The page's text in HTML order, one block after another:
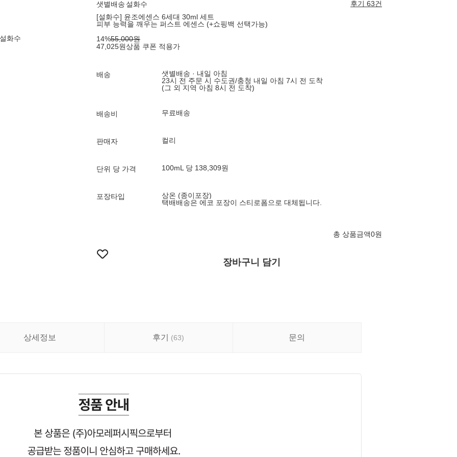
화수
샛별배송 설화수
후기 63건
[설화수] 윤조에센스 6세대 30ml 세트
피부 능력을 깨우는 퍼스트 에센스 (+쇼핑백 선택가능)
14%55,000원
47,025원상품 쿠폰 적용가
배송
샛별배송 · 내일 아침
23시 전 주문 시 수도권/충청 내일 아침 7시 전 도착
(그 외 지역 아침 8시 전 도착)
배송비 무료배송
판매자 컬리
단위 당 가격 100mL 당 138,309원
포장타입
상온 (종이포장)
택배배송은 에코 포장이 스티로폼으로 대체됩니다.
총 상품금액0원
장바구니 담기
상세정보 후기 (63) 문의